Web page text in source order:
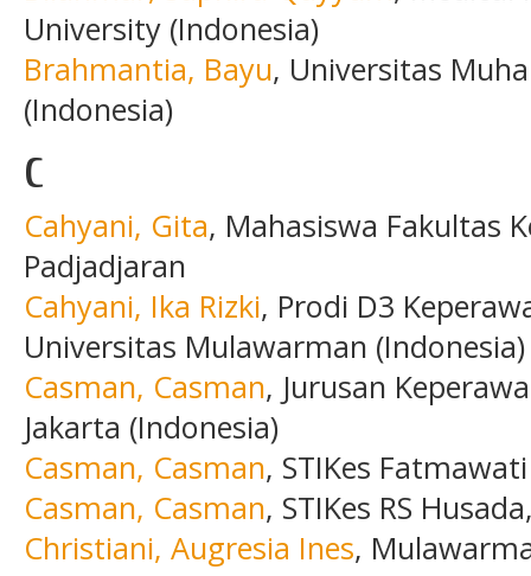
University (Indonesia)
Brahmantia, Bayu, Universitas
(Indonesia)
C
Cahyani, Gita, Mahasiswa Fakultas
Padjadjaran
Cahyani, Ika Rizki, Prodi D3
Universitas Mulawarman (Indonesia)
Casman, Casman, Jurusan
Jakarta (Indonesia)
Casman, Casman, STIKes
Casman, Casman, STIKes RS
Christiani, Augresia Ines,